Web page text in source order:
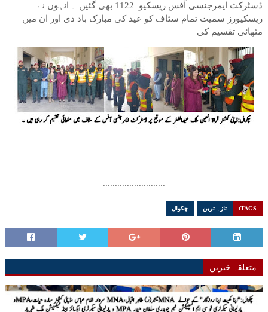
ڈسٹرکٹ ایمرجنسی آفس ریسکیو 1122 بھی گئیں ۔ انہوں نے
ریسکیورز سمیت تمام سٹاف کو عید کی مبارک باد دی اور ان میں
مٹھائی تقسیم کی
..........................
TAGS: تازہ ترین چکوال
متعلقہ خبریں